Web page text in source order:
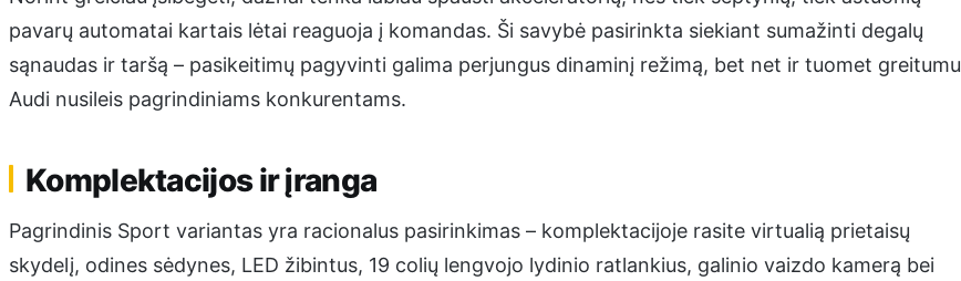
pavarų automatai kartais lėtai reaguoja į komandas. Ši savybė pasirinkta siekiant sumažinti degalų
sąnaudas ir taršą – pasikeitimų pagyvinti galima perjungus dinaminį režimą, bet net ir tuomet greitumu
Audi nusileis pagrindiniams konkurentams.
Komplektacijos ir įranga
Pagrindinis Sport variantas yra racionalus pasirinkimas – komplektacijoje rasite virtualią prietaisų
skydelį, odines sėdynes, LED žibintus, 19 colių lengvojo lydinio ratlankius, galinio vaizdo kamerą bei